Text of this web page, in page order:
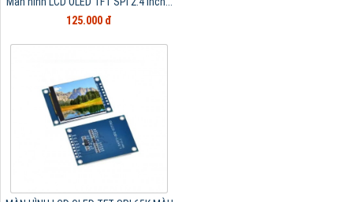
125.000 đ